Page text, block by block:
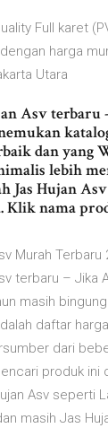
Full karet
harga
Utara
Asv terbaru
dan yang
lebih
Jas Hujan
Klik nama
Murah
terbaru – Jika
masih
daftar
dari
produk ini
Asv seperti
masih Jas